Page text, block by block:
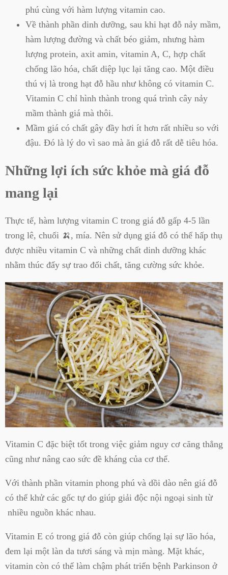
phú cùng với hàm lượng vitamin cao.
Về thành phần dinh dưỡng, sau khi hạt đỗ nảy mầm,
hàm lượng đường và chất béo giảm, nhưng hàm
lượng protein, axit amin, vitamin A, C, hợp chất
chống lão hóa, chất diệp lục lại tăng cao. Một điều
thú vị là trong hạt đỗ hầu như không có vitamin C.
Vitamin C chỉ hình thành trong quá trình cây nảy
mầm thành giá mà thôi.
Mầm giá có chất gây đầy hơi ít hơn rất nhiều so với
đậu. Đó là lý do vì sao mà ăn giá đỗ rất dễ tiêu hóa.
Những lợi ích sức khỏe mà giá đỗ
mang lại
Thực tế, hàm lượng vitamin C trong giá đỗ gấp 4-5 lần
trong lê, chuối 🍌, mía. Nên sử dụng giá đỗ có thể hấp thụ
được nhiều vitamin C và những chất dinh dưỡng khác
nhằm thúc đẩy sự trao đổi chất, tăng cường sức khỏe.
Vitamin C đặc biệt tốt trong việc giảm nguy cơ căng thẳng
cũng như nâng cao sức đề kháng của cơ thể.
Với thành phần vitamin phong phú và dồi dào nên giá đỗ
có thể khử các gốc tự do giúp giải độc nội ngoại sinh từ
nhiều nguồn khác nhau.
Vitamin E có trong giá đỗ còn giúp chống lại sự lão hóa,
đem lại một làn da tươi sáng và mịn màng. Mặt khác,
vitamin còn có thể làm chậm phát triển bệnh Parkinson ở